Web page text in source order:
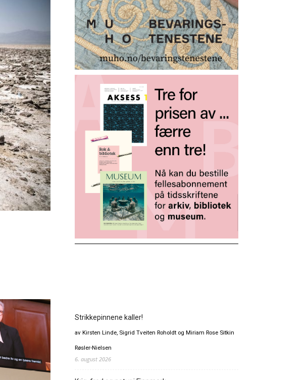
Strikkepinnene kaller!
av Kirsten Linde, Sigrid Tveiten Roholdt og Miriam Rose Sitkin
Røsler-Nielsen
6. august 2026